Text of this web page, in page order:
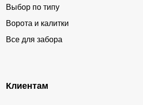
Выбор по типу
Ворота и калитки
Все для забора
Клиентам